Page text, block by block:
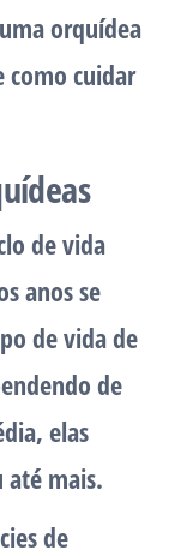
orquídea
como cuidar
de vida
anos se
de vida de
de
elas
até mais.
de